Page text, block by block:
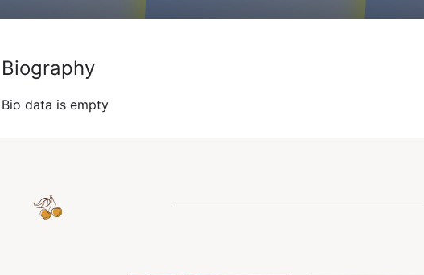
Biography
Bio data is empty